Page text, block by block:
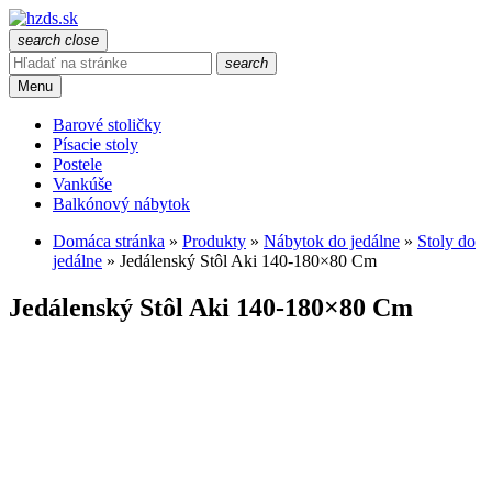
search close
search
Menu
Barové stoličky
Písacie stoly
Postele
Vankúše
Balkónový nábytok
Domáca stránka » Produkty » Nábytok do jedálne » Stoly do
jedálne » Jedálenský Stôl Aki 140-180×80 Cm
Jedálenský Stôl Aki 140-180×80 Cm